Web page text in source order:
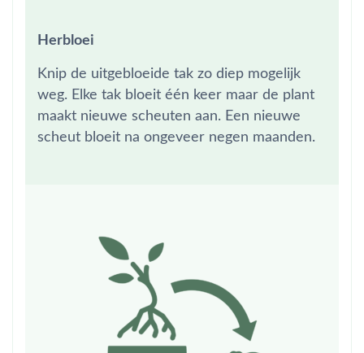
Herbloei
Knip de uitgebloeide tak zo diep mogelijk
weg. Elke tak bloeit één keer maar de plant
maakt nieuwe scheuten aan. Een nieuwe
scheut bloeit na ongeveer negen maanden.